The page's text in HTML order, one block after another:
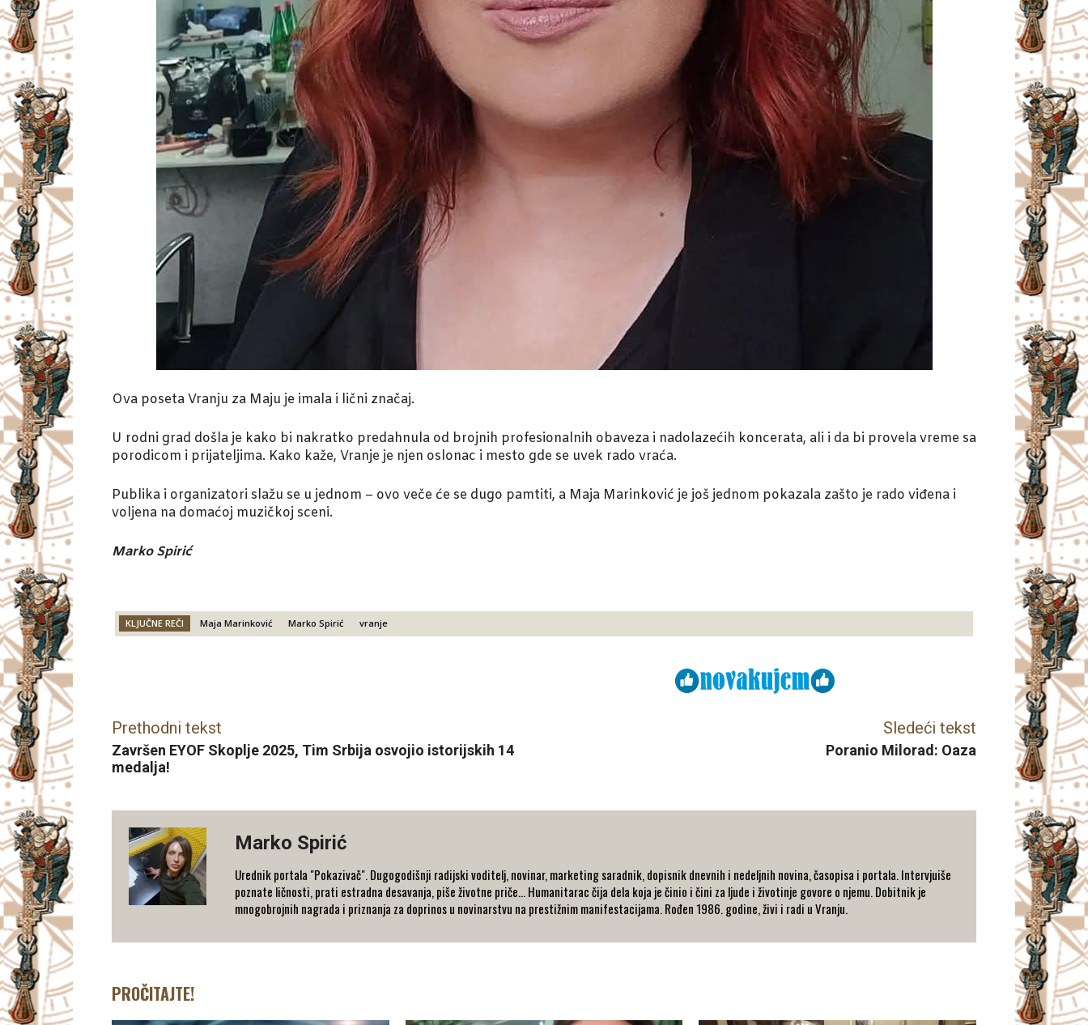
Ova poseta Vranju za Maju je imala i lični značaj.
U rodni grad došla je kako bi nakratko predahnula od brojnih profesionalnih obaveza i nadolazećih koncerata, ali i da bi provela vreme sa
porodicom i prijateljima. Kako kaže, Vranje je njen oslonac i mesto gde se uvek rado vraća.
Publika i organizatori slažu se u jednom – ovo veče će se dugo pamtiti, a Maja Marinković je još jednom pokazala zašto je rado viđena i
voljena na domaćoj muzičkoj sceni.
Marko Spirić
KLJUČNE REČI Maja Marinković Marko Spirić vranje
Prethodni tekst
Završen EYOF Skoplje 2025, Tim Srbija osvojio istorijskih 14
medalja!
Sledeći tekst
Poranio Milorad: Oaza
Marko Spirić
Urednik portala "Pokazivač". Dugogodišnji radijski voditelj, novinar, marketing saradnik, dopisnik dnevnih i nedeljnih novina, časopisa i portala. Intervjuiše
poznate ličnosti, prati estradna desavanja, piše životne priče... Humanitarac čija dela koja je činio i čini za ljude i životinje govore o njemu. Dobitnik je
mnogobrojnih nagrada i priznanja za doprinos u novinarstvu na prestižnim manifestacijama. Rođen 1986. godine, živi i radi u Vranju.
PROČITAJTE!